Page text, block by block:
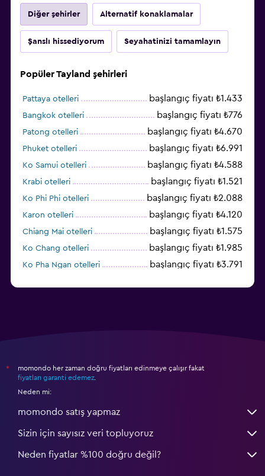
Diğer şehirler Alternatif konaklamalar
Şanslı hissediyorum Seyahatinizi tamamlayın
Popüler Tayland şehirleri
Pattaya otelleri başlangıç fiyatı ₺1.433
Bangkok otelleri başlangıç fiyatı ₺776
Patong otelleri başlangıç fiyatı ₺4.670
Phuket otelleri başlangıç fiyatı ₺6.991
Ko Samui otelleri başlangıç fiyatı ₺4.588
Krabi otelleri başlangıç fiyatı ₺1.521
Ko Phi Phi otelleri başlangıç fiyatı ₺2.088
Karon otelleri başlangıç fiyatı ₺4.120
Chiang Mai otelleri başlangıç fiyatı ₺1.575
Ko Chang otelleri başlangıç fiyatı ₺1.985
Ko Pha Ngan otelleri başlangıç fiyatı ₺3.791
*
momondo her zaman doğru fiyatları edinmeye çalışır fakat
fiyatları garanti edemez
Neden mi:
momondo satış yapmaz
Sizin için sayısız veri topluyoruz
Neden fiyatlar %100 doğru değil?